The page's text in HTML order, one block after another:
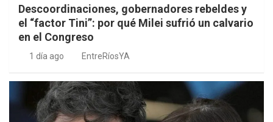
Descoordinaciones, gobernadores rebeldes y
el “factor Tini”: por qué Milei sufrió un calvario
en el Congreso
1 día ago EntreRíosYA